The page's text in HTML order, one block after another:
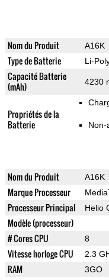
Nom du Produit A16K
Type de Batterie Li-
Capacité Batterie
(mAh)
4230
Propriétés de la
Batterie
Non-
Nom du Produit A16K
Marque Processeur
Processeur Principal Helio
Modèle (processeur)
# Cores CPU 8
Vitesse horloge CPU 2.3
RAM 3GO